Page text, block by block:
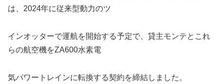
は、2024年に従来型動力のツ
インオッターで運航を開始する予定で、貸主モンテとこれ
らの航空機をZA600水素電
気パワートレインに転換する契約を締結しました。